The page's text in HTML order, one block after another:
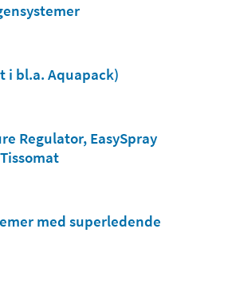
i bl.a. Aquapack)
Regulator, EasySpray
med superledende